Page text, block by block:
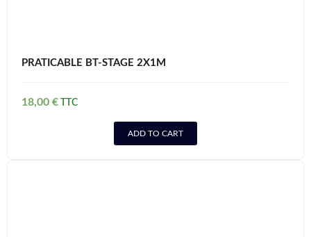
PRATICABLE BT-STAGE 2X1M
18,00 €
ADD TO CART